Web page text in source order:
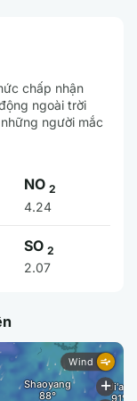
chấp nhận
ngoài trời
người mắc
NO 2
4.24
SO 2
2.07